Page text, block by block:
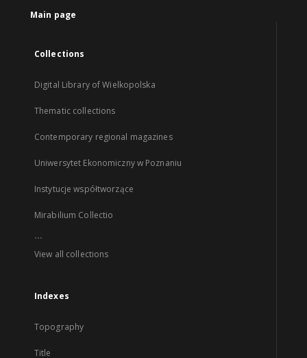
Main page
Collections
Digital Library of Wielkopolska
Thematic collections
Contemporary regional magazines
Uniwersytet Ekonomiczny w Poznaniu
Instytucje współtworzące
Mirabilium Collectio
...
View all collections
Indexes
Topography
Title